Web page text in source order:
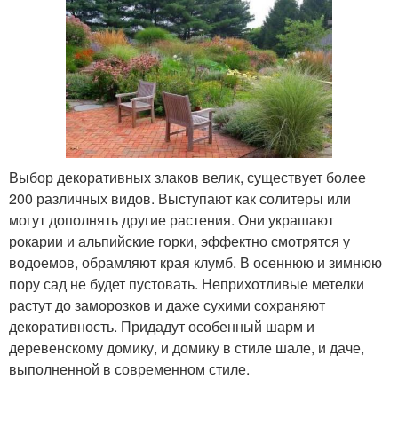
Выбор декоративных злаков велик, существует более
200 различных видов. Выступают как солитеры или
могут дополнять другие растения. Они украшают
рокарии и альпийские горки, эффектно смотрятся у
водоемов, обрамляют края клумб. В осеннюю и зимнюю
пору сад не будет пустовать. Неприхотливые метелки
растут до заморозков и даже сухими сохраняют
декоративность. Придадут особенный шарм и
деревенскому домику, и домику в стиле шале, и даче,
выполненной в современном стиле.